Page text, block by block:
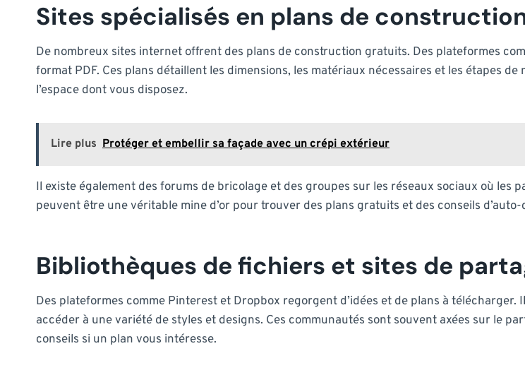
Sites spécialisés en plans de
De nombreux sites internet offrent des plans de construction gratuits. Des plateformes
format PDF. Ces plans détaillent les dimensions, les matériaux nécessaires et les étapes
l’espace dont vous disposez.
Lire plus Protéger et embellir sa façade avec un crépi extérieur
Il existe également des forums de bricolage et des groupes sur les réseaux sociaux où
peuvent être une véritable mine d’or pour trouver des plans gratuits et des conseils
Bibliothèques de fichiers et sites de
Des plateformes comme Pinterest et Dropbox regorgent d’idées et de plans à
accéder à une variété de styles et designs. Ces communautés sont souvent axées sur le
conseils si un plan vous intéresse.